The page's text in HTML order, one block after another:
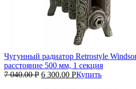
Чугунный радиатор Retrostyle
расстояние 500 мм, 1 секция
7 040.00Р 6 300.00 РКупить